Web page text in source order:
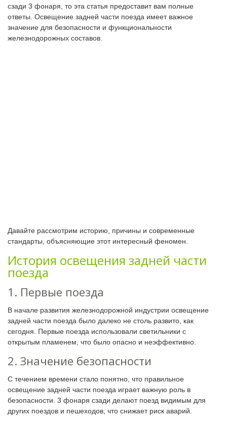
сзади 3 фонаря, то эта статья предоставит вам полные
ответы. Освещение задней части поезда имеет важное
значение для безопасности и функциональности
железнодорожных составов.
Давайте рассмотрим историю, причины и современные
стандарты, объясняющие этот интересный феномен.
История освещения задней части
поезда
1. Первые поезда
В начале развития железнодорожной индустрии освещение
задней части поезда было далеко не столь развито, как
сегодня. Первые поезда использовали светильники с
открытым пламенем, что было опасно и неэффективно.
2. Значение безопасности
С течением времени стало понятно, что правильное
освещение задней части поезда играет важную роль в
безопасности. 3 фонаря сзади делают поезд видимым для
других поездов и пешеходов, что снижает риск аварий.